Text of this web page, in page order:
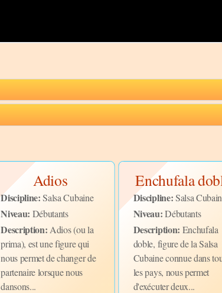
Adios
Discipline:Salsa Cubaine
Niveau: Débutants
Description: Adios (ou la
prima), est une figure qui
nous permet de changer de
partenaire lorsque nous
dansons...
Enchufala
Discipline:Salsa
Niveau:Débutants
Description: Enchufala
doble, figure de la Salsa
Cubaine connue dans
les pays, nous permet
d'exécuter deux...